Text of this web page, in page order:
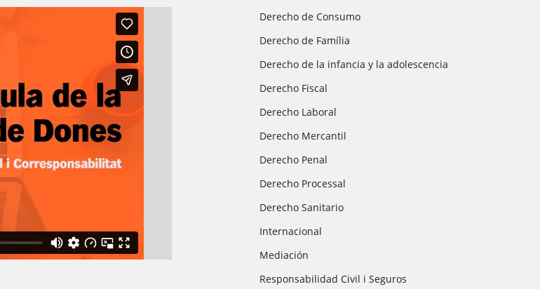
Derecho de Consumo
Derecho de Família
Derecho de la infancia y la adolescencia
Derecho Fiscal
Derecho Laboral
Derecho Mercantil
Derecho Penal
Derecho Processal
Derecho Sanitario
Internacional
Mediación
Responsabilidad Civil i Seguros